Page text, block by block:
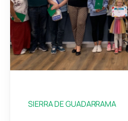
SIERRA DE GUADARRAMA